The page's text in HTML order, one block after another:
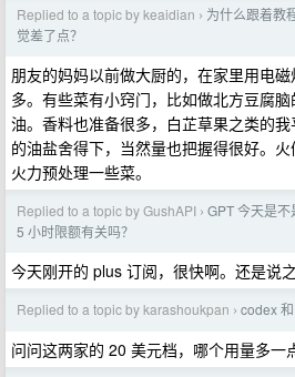
Replied to a topic by keaidian › 为什么跟着教
觉差了点？
朋友的妈妈以前做大厨的，在家里用电
多。有些菜有小窍门，比如做北方豆腐
油。香料也准备很多，白芷草果之类的
的油盐舍得下，当然量也把握得很好。
火力预处理一些菜。
Replied to a topic by GushAPI › GPT 今天是
5 小时限额有关吗？
今天刚开的 plus 订阅，很快啊。还是说
Replied to a topic by karashoukpan › codex 和
问问这两家的 20 美元档，哪个用量多一